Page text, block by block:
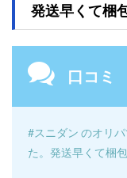
発送早くて梱
口コミ
#スニダン のオリ
た。発送早くて梱